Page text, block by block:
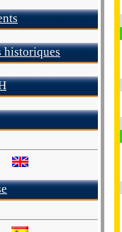
historiques